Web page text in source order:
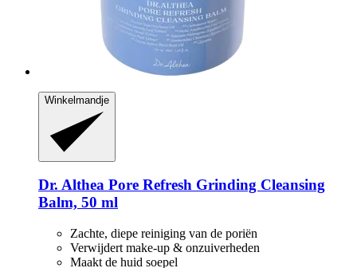
Winkelmandje
Dr. Althea Pore Refresh Grinding Cleansing
Balm, 50 ml
Zachte, diepe reiniging van de poriën
Verwijdert make-up & onzuiverheden
Maakt de huid soepel